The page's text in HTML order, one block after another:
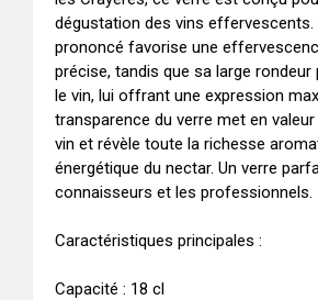
dégustation des vins effervescents.
prononcé favorise une
précise, tandis que sa large rondeur
le vin, lui offrant une expression
transparence du verre met en
vin et révèle toute la richesse
énergétique du nectar. Un verre
connaisseurs et les professionnels.
Caractéristiques principales :
Capacité : 18 cl